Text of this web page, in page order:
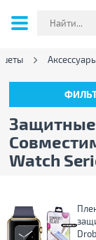
Защитные
Watch